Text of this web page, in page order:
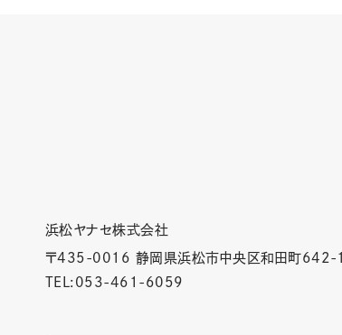
浜松ヤナセ株式会社
〒435-0016 静岡県浜松市中央区和田町642-1
TEL: 053-461-6059